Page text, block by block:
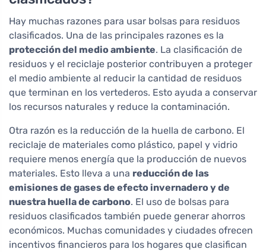
Hay muchas razones para usar bolsas para residuos
clasificados. Una de las principales razones es la
protección del medio ambiente. La clasificación de
residuos y el reciclaje posterior contribuyen a proteger
el medio ambiente al reducir la cantidad de residuos
que terminan en los vertederos. Esto ayuda a conservar
los recursos naturales y reduce la contaminación.
Otra razón es la reducción de la huella de carbono. El
reciclaje de materiales como plástico, papel y vidrio
requiere menos energía que la producción de nuevos
materiales. Esto lleva a una reducción de las
emisiones de gases de efecto invernadero y de
nuestra huella de carbono. El uso de bolsas para
residuos clasificados también puede generar ahorros
económicos. Muchas comunidades y ciudades ofrecen
incentivos financieros para los hogares que clasifican